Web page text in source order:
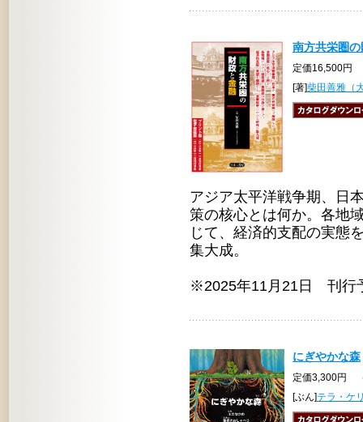
南方共栄圏
定価16,500円
[著]柴田善雅（
アジア太平洋戦争期、日
策の核心とは何か。各地
じて、経済的支配の実態
集大成。
※2025年11月21日 刊行
にぎやかな森
定価3,300円
[ぶん]テラ・ケ